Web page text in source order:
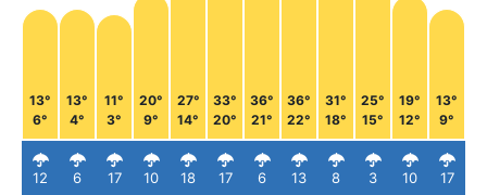
13°
6°
12
13°
4°
6
11°
3°
17
20°
9°
10
27°
14°
18
33°
20°
17
36°
21°
6
36°
22°
13
31°
18°
8
25°
15°
3
19°
12°
10
13°
9°
17